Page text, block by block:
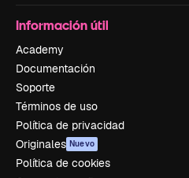
Información útil
Academy
Documentación
Soporte
Términos de uso
Política de privacidad
Originales Nuevo
Política de cookies